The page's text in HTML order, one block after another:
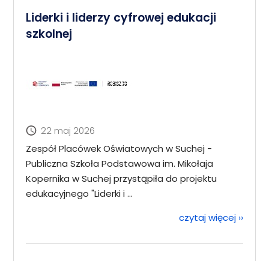
Liderki i liderzy cyfrowej edukacji
szkolnej
22 maj 2026
Zespół Placówek Oświatowych w Suchej -
Publiczna Szkoła Podstawowa im. Mikołaja
Kopernika w Suchej przystąpiła do projektu
edukacyjnego "Liderki i ...
czytaj więcej ››